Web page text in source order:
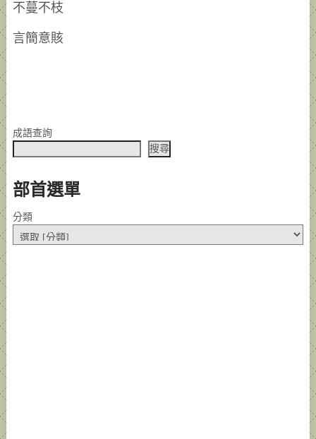
不蔓不枝
言簡意賅
成語查詢
搜尋
部首選單
分類